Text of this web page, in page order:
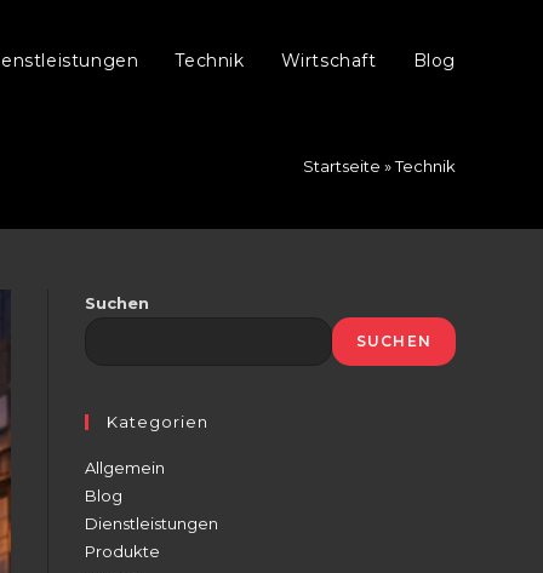
Technik Wirtschaft Blog
Startseite »Technik
Suchen
SUCHEN
Kategorien
Allgemein
Blog
Dienstleistungen
Produkte